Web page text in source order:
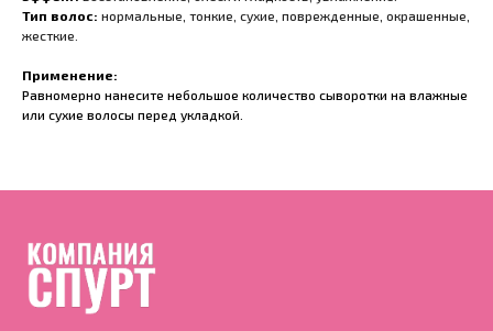
Тип волос: нормальные тонкие сухие поврежденные окрашенные
жесткие
Применение:
Равномерно нанесите небольшое количество сыворотки на влажные
или сухие волосы перед укладкой.